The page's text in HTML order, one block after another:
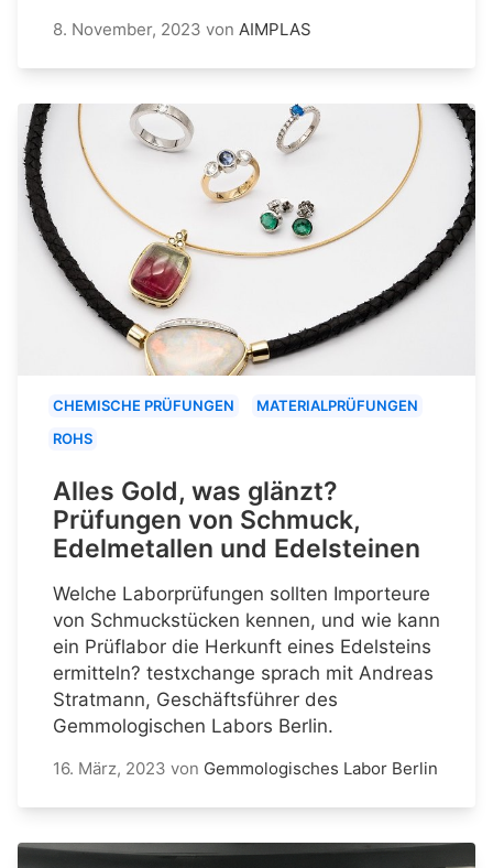
8. November, 2023 von AIMPLAS
CHEMISCHE PRÜFUNGEN
MATERIALPRÜFUNGEN
ROHS
Alles Gold, was glänzt?
Prüfungen von Schmuck,
Edelmetallen und Edelsteinen
Welche Laborprüfungen sollten Importeure
von Schmuckstücken kennen, und wie kann
ein Prüflabor die Herkunft eines Edelsteins
ermitteln? testxchange sprach mit Andreas
Stratmann, Geschäftsführer des
Gemmologischen Labors Berlin.
16. März, 2023 von Gemmologisches Labor Berlin